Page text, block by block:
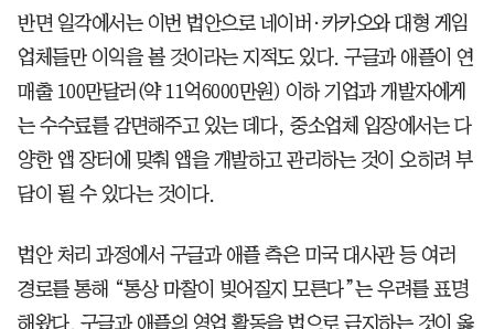
반면 일각에서는 이번 법안으로 네이버·카카오와 대형 게임
업체들만 이익을 볼 것이라는 지적도 있다. 구글과 애플이 연
매출 100만달러(약 11억6000만원) 이하 기업과 개발자에게
는 수수료를 감면해주고 있는 데다, 중소업체 입장에서는 다
양한 앱 장터에 맞춰 앱을 개발하고 관리하는 것이 오히려 부
담이 될 수 있다는 것이다.
법안 처리 과정에서 구글과 애플 측은 미국 대사관 등 여러
경로를 통해 “통상 마찰이 빚어질지 모른다”는 우려를 표명
해왔다. 구글과 애플의 영업 활동을 법으로 금지하는 것이 옳